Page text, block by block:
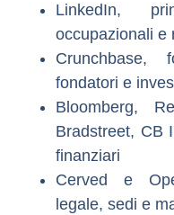
LinkedIn,
occupazionali e
Crunchbase,
fondatori e
Bloomberg,
Bradstreet, CB
finanziari
Cerved
e
legale, sedi e